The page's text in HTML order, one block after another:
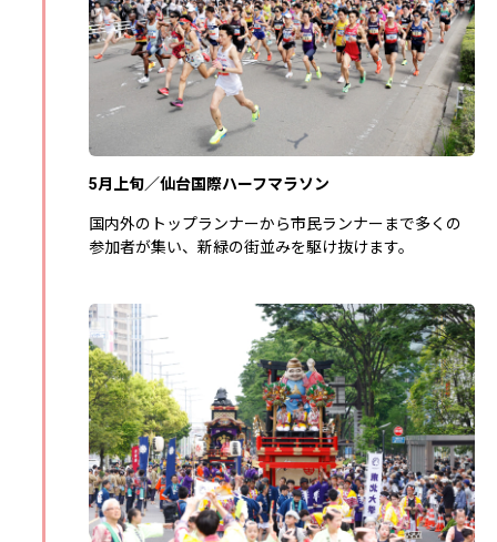
5月上旬／仙台国際ハーフマラソン
国内外のトップランナーから市民ランナーまで多くの
参加者が集い、新緑の街並みを駆け抜けます。